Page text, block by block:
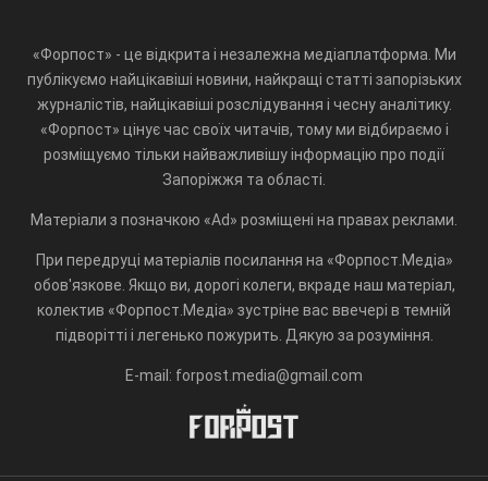
«Форпост» - це відкрита і незалежна медіаплатформа. Ми
публікуємо найцікавіші новини, найкращі статті запорізьких
журналістів, найцікавіші розслідування і чесну аналітику.
«Форпост» цінує час своїх читачів, тому ми відбираємо і
розміщуємо тільки найважливішу інформацію про події
Запоріжжя та області.
Матеріали з позначкою «Ad» розміщені на правах реклами.
При передруці матеріалів посилання на «Форпост.Медіа»
обов'язкове. Якщо ви, дорогі колеги, вкраде наш матеріал,
колектив «Форпост.Медіа» зустріне вас ввечері в темній
підворітті і легенько пожурить. Дякую за розуміння.
E-mail: forpost.media@gmail.com